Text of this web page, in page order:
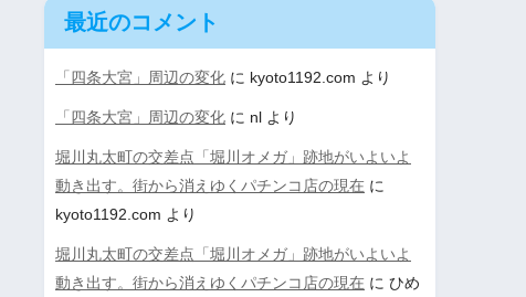
最近のコメント
「四条大宮」周辺の変化 に kyoto1192.com より
「四条大宮」周辺の変化 に nl より
堀川丸太町の交差点「堀川オメガ」跡地がいよいよ
動き出す。街から消えゆくパチンコ店の現在 に
kyoto1192.com より
堀川丸太町の交差点「堀川オメガ」跡地がいよいよ
動き出す。街から消えゆくパチンコ店の現在 に ひめ